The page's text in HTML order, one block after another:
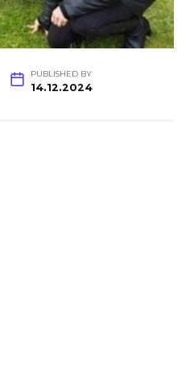
PUBLISHED BY
14.12.2024